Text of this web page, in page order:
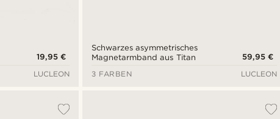
19,95 €
LUCLEON
Schwarzes asymmetrisches
Magnetarmband aus Titan
59,95 €
3 FARBEN
LUCLEON